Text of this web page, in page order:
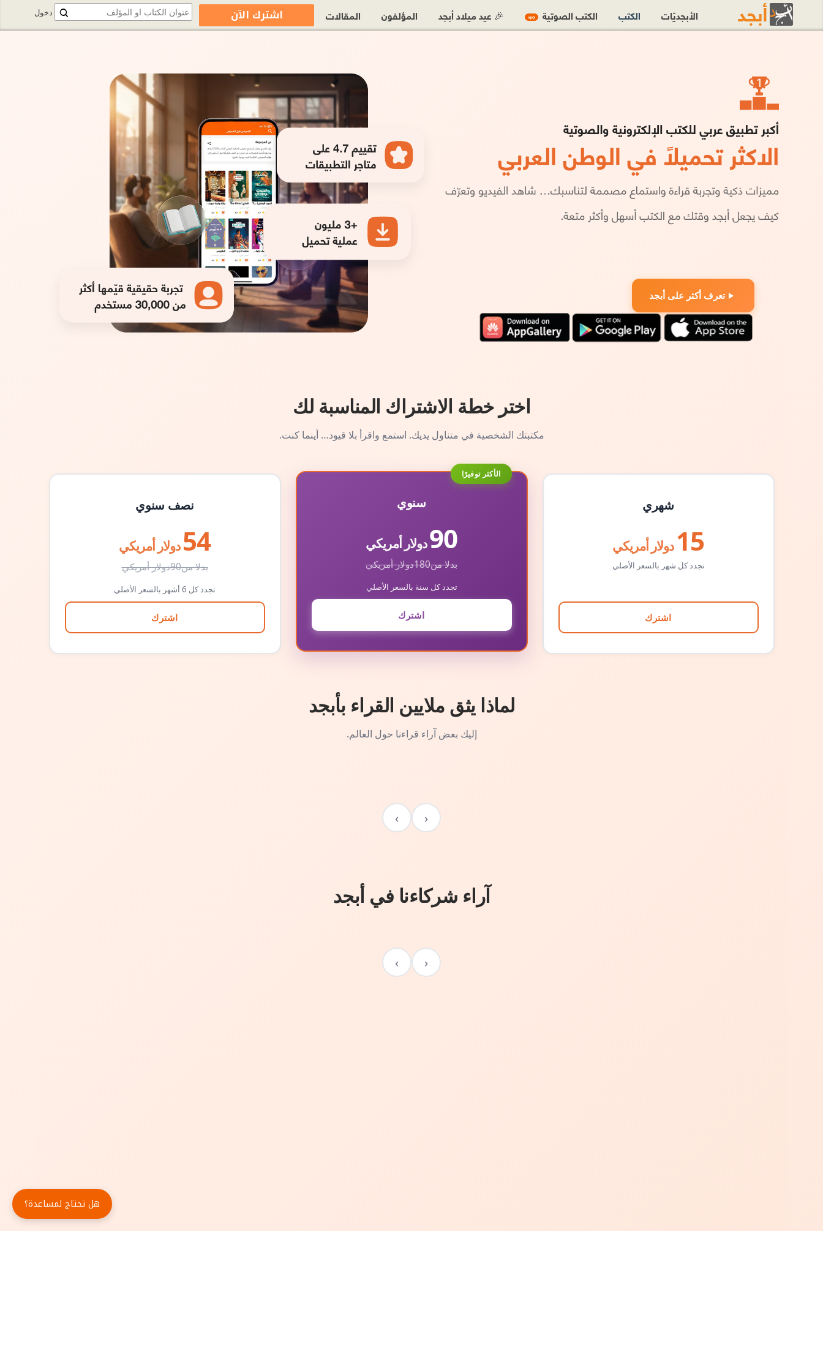
تعرف أكثر على أبجد
اختر خطة الاشتراك المناسبة لك
مكتبتك الشخصية في متناول يديك. استمع واقرأ بلا قيود… أينما كنت.
شهري
15 دولار أمريكي
تجدد كل شهر بالسعر الأصلي
اشترك
الأكثر توفيرًا
سنوي
90دولار أمريكي
بدلا من180دولار أمريكي
تجدد كل سنة بالسعر الأصلي
اشترك
نصف سنوي
54 دولار أمريكي
بدلا من90دولار أمريكي
تجدد كل 6 أشهر بالسعر الأصلي
اشترك
لماذا يثق ملايين القراء بأبجد
إليك بعض آراء قراءنا حول العالم.
‹
›
آراء شركاءنا في أبجد
‹
›
دخول الأبجديّات الكتب الكتب الصوتية جديد 🎉 عيد ميلاد أبجد المؤلفون المقالات اشترك الآن
هل تحتاج لمساعدة؟